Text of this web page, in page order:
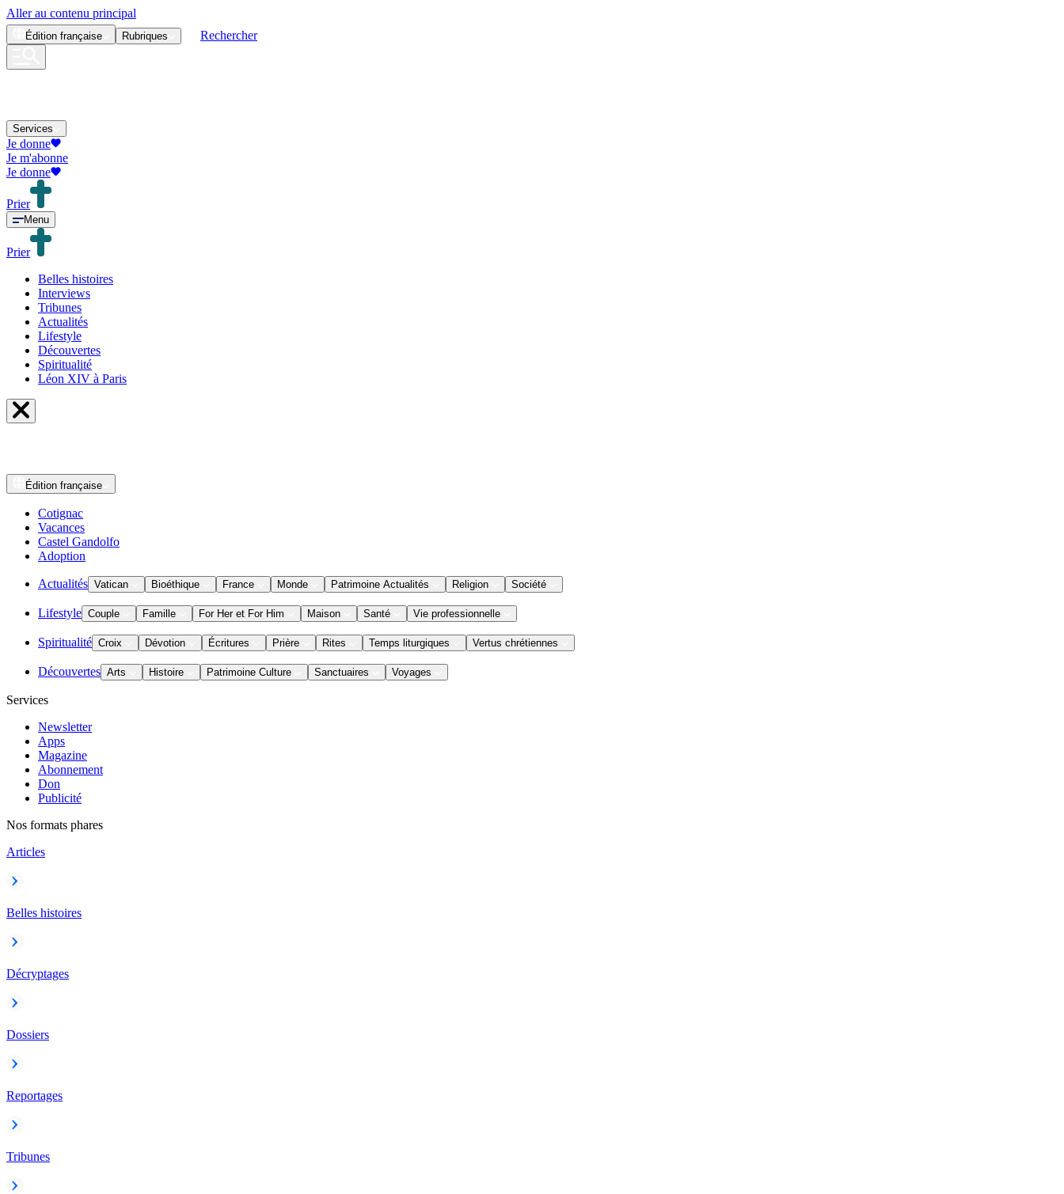
Aller au contenu principal
Édition française Rubriques Rechercher
Services
Je donne
Je m'abonne
Je donne
Prier
Menu
Prier
Belles histoires
Interviews
Tribunes
Actualités
Lifestyle
Découvertes
Spiritualité
Léon XIV à Paris
Édition française
Cotignac
Vacances
Castel Gandolfo
Adoption
Actualités Vatican Bioéthique France Monde Patrimoine Actualités Religion Société
Lifestyle Couple Famille For Her et For Him Maison Santé Vie professionnelle
Spiritualité Croix Dévotion Écritures Prière Rites Temps liturgiques Vertus chrétiennes
Découvertes Arts Histoire Patrimoine Culture Sanctuaires Voyages
Services
Newsletter
Apps
Magazine
Abonnement
Don
Publicité
Nos formats phares
Articles
Belles histoires
Décryptages
Dossiers
Reportages
Tribunes